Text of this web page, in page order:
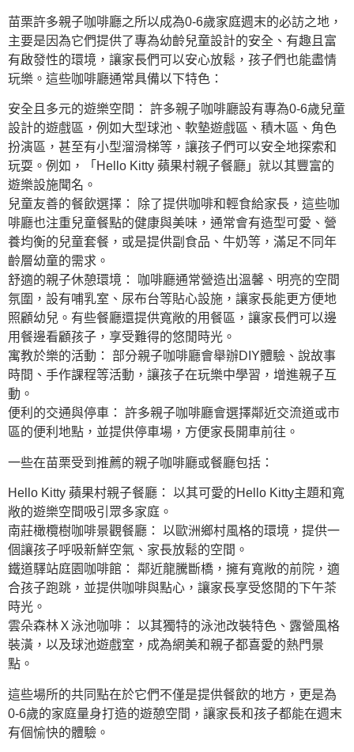
苗栗許多親子咖啡廳之所以成為0-6歲家庭週末的必訪之地，
主要是因為它們提供了專為幼齡兒童設計的安全、有趣且富
有啟發性的環境，讓家長們可以安心放鬆，孩子們也能盡情
玩樂。這些咖啡廳通常具備以下特色：
安全且多元的遊樂空間： 許多親子咖啡廳設有專為0-6歲兒童
設計的遊戲區，例如大型球池、軟墊遊戲區、積木區、角色
扮演區，甚至有小型溜滑梯等，讓孩子們可以安全地探索和
玩耍。例如，「Hello Kitty 蘋果村親子餐廳」就以其豐富的
遊樂設施聞名。
兒童友善的餐飲選擇： 除了提供咖啡和輕食給家長，這些咖
啡廳也注重兒童餐點的健康與美味，通常會有造型可愛、營
養均衡的兒童套餐，或是提供副食品、牛奶等，滿足不同年
齡層幼童的需求。
舒適的親子休憩環境： 咖啡廳通常營造出溫馨、明亮的空間
氛圍，設有哺乳室、尿布台等貼心設施，讓家長能更方便地
照顧幼兒。有些餐廳還提供寬敞的用餐區，讓家長們可以邊
用餐邊看顧孩子，享受難得的悠閒時光。
寓教於樂的活動： 部分親子咖啡廳會舉辦DIY體驗、說故事
時間、手作課程等活動，讓孩子在玩樂中學習，增進親子互
動。
便利的交通與停車： 許多親子咖啡廳會選擇鄰近交流道或市
區的便利地點，並提供停車場，方便家長開車前往。
一些在苗栗受到推薦的親子咖啡廳或餐廳包括：
Hello Kitty 蘋果村親子餐廳： 以其可愛的Hello Kitty主題和寬
敞的遊樂空間吸引眾多家庭。
南莊橄欖樹咖啡景觀餐廳： 以歐洲鄉村風格的環境，提供一
個讓孩子呼吸新鮮空氣、家長放鬆的空間。
鐵道驛站庭園咖啡館： 鄰近龍騰斷橋，擁有寬敞的前院，適
合孩子跑跳，並提供咖啡與點心，讓家長享受悠閒的下午茶
時光。
雲朵森林Ｘ泳池咖啡： 以其獨特的泳池改裝特色、露營風格
裝潢，以及球池遊戲室，成為網美和親子都喜愛的熱門景
點。
這些場所的共同點在於它們不僅是提供餐飲的地方，更是為
0-6歲的家庭量身打造的遊憩空間，讓家長和孩子都能在週末
有個愉快的體驗。